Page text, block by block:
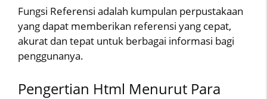
Fungsi Referensi adalah kumpulan perpustakaan
yang dapat memberikan referensi yang cepat,
akurat dan tepat untuk berbagai informasi bagi
penggunanya.
Pengertian Html Menurut Para